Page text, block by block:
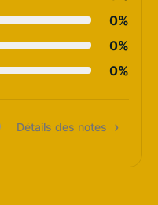
0%
0%
0%
Détails des notes